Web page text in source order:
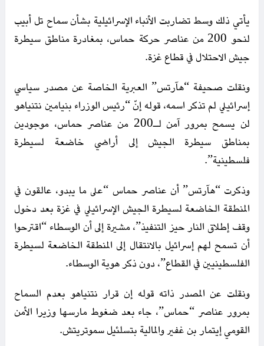
يأتي ذلك وسط تضاربت الأنباء الإسرائيلية بشأن سماح تل أبيب
لنحو 200 من عناصر حركة حماس، بمغادرة مناطق سيطرة
جيش الاحتلال في قطاع غزة.
ونقلت صحيفة “هآرتس” العبرية الخاصة عن مصدر سياسي
إسرائيلي لم تذكر اسمه، قوله إنّ “رئيس الوزراء بنيامين نتنياهو
لن يسمح بمرور آمن لـ200 من عناصر حماس، موجودين
بمناطق سيطرة الجيش إلى أراضي خاضعة لسيطرة
فلسطينية”.
وذكرت “هآرتس” أن عناصر حماس “على ما يبدو، عالقون في
المنطقة الخاضعة لسيطرة الجيش الإسرائيلي في غزة بعد دخول
وقف إطلاق النار حيز التنفيذ”، مشيرة إلى أن الوسطاء “اقترحوا
أن تسمح لهم إسرائيل بالانتقال إلى المنطقة الخاضعة لسيطرة
الفلسطينيين في القطاع”، دون ذكر هوية الوسطاء.
ونقلت عن المصدر ذاته قوله إن قرار نتنياهو بعدم السماح
بمرور عناصر “حماس”، جاء بعد ضغوط مارسها وزيرا الأمن
القومي إيتمار بن غفير والمالية بتسلئيل سموتريتش.